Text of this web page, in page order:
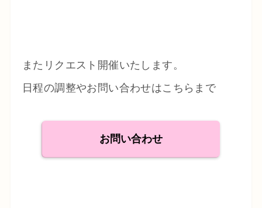
またリクエスト開催いたします。
日程の調整やお問い合わせはこちらまで
お問い合わせ